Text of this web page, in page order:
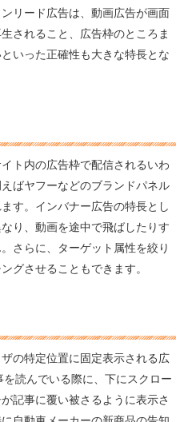
リード広告は、動画広告が画面
されること、広告枠のところま
いった正確性も大きな特長とな
ト内の広告枠で配信されるいわ
ばヤフーなどのブランドパネル
す。インバナー広告の特長とし
り、動画を途中で飛ばしたりす
さらに、ターゲット属性を絞り
グさせることもできます。
の特定位置に固定表示される広
読んでいる際に、下にスクロー
記事に覆い被さるように表示さ